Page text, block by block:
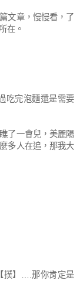
文章，慢慢看，了
在。
吃完泡麵還是需要
了一會兒，美麗陽
多人在追，那我大
撲】….那你肯定是